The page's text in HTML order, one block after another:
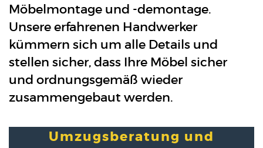
Möbelmontage und -demontage.
Unsere erfahrenen Handwerker
kümmern sich um alle Details und
stellen sicher, dass Ihre Möbel sicher
und ordnungsgemäß wieder
zusammengebaut werden.
Umzugsberatung und